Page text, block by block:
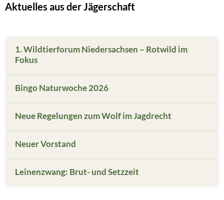
Aktuelles aus der Jägerschaft
1. Wildtierforum Niedersachsen – Rotwild im
Fokus
Bingo Naturwoche 2026
Neue Regelungen zum Wolf im Jagdrecht
Neuer Vorstand
Leinenzwang: Brut- und Setzzeit